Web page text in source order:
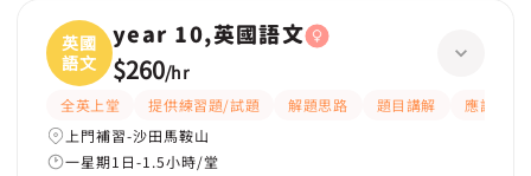
英國
語文
year 10,英國語文
$260/hr
全英上堂 提供練習題/試題 解題思路 題目講解
應試策略
上門補習-沙田馬鞍山
一星期1日-1.5小時/堂